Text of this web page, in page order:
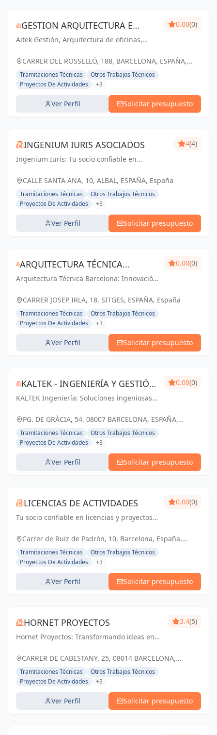
GESTION ARQUITECTURA E
INGENIERIA AITEK SL
Aitek Gestión, Arquitectura de oficinas,
0.00(0)
CARRER DEL ROSSELLÓ, 188, BARCELONA, ESPAÑA,
España
Tramitaciones Técnicas
Otros Trabajos Técnicos
Proyectos De Actividades
+3
Ver Perfil Solicitar presupuesto
INGENIUM IURIS ASOCIADOS
Ingenium Iuris: Tu socio confiable en
Soluciones profesionales para proyectos
4(4)
CALLE SANTA ANA, 10, ALBAL, ESPAÑA, España
Tramitaciones Técnicas
Otros Trabajos Técnicos
Proyectos De Actividades
+3
Ver Perfil Solicitar presupuesto
ARQUITECTURA TÉCNICA
BARCELONA - PABLO PARES
GONZALEZ
Arquitectura Técnica Barcelona: Innovación
visión, nuestro compromiso.
0.00(0)
CARRER JOSEP IRLA, 18, SITGES, ESPAÑA, España
Tramitaciones Técnicas
Otros Trabajos Técnicos
Proyectos De Actividades
+3
Ver Perfil Solicitar presupuesto
KALTEK - INGENIERÍA Y GESTIÓN
DE PROYECTOS
KALTEK Ingeniería: Soluciones ingeniosas
en Barcelona. Impulsando tu éxito con
0.00(0)
PG. DE GRÀCIA, 54, 08007 BARCELONA, ESPAÑA,
España
Tramitaciones Técnicas
Otros Trabajos Técnicos
Proyectos De Actividades
+3
Ver Perfil Solicitar presupuesto
LICENCIAS DE ACTIVIDADES
Tu socio confiable en licencias y proyectos
que tu negocio prospere.
0.00(0)
Carrer de Ruiz de Padrón, 10, Barcelona, España,
España
Tramitaciones Técnicas
Otros Trabajos Técnicos
Proyectos De Actividades
+3
Ver Perfil Solicitar presupuesto
HORNET PROYECTOS
Hornet Proyectos: Transformando ideas en
impulsando el crecimiento de nuestros
3.4(5)
CARRER DE CABESTANY, 25, 08014 BARCELONA,
ESPAÑA, España
Tramitaciones Técnicas
Otros Trabajos Técnicos
Proyectos De Actividades
+3
Ver Perfil Solicitar presupuesto